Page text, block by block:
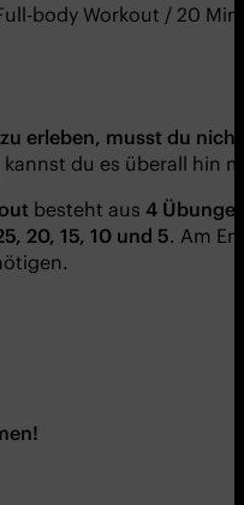
body Workout / 20
erleben, musst du
du es überall hin
besteht aus 4
20, 15, 10 und 5. Am